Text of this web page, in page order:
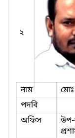
২
নাম
পদবি
অফিস
উপ-